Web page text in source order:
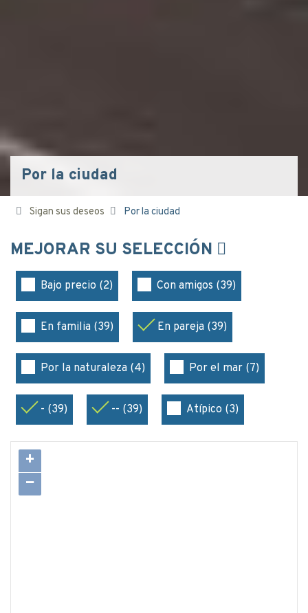
Por la ciudad
Sigan sus deseos Por la ciudad
MEJORAR SU SELECCIÓN
Bajo precio (2) Con amigos (39)
En familia (39) En pareja (39)
Por la naturaleza (4) Por el mar (7)
- (39) -- (39) Atípico (3)
+
−